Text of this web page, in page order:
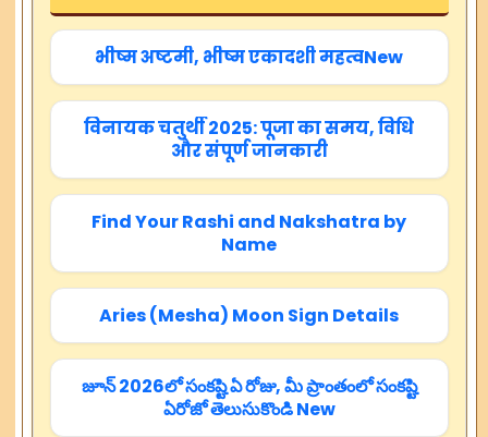
भीष्म अष्टमी, भीष्म एकादशी महत्वNew
विनायक चतुर्थी 2025: पूजा का समय, विधि
और संपूर्ण जानकारी
Find Your Rashi and Nakshatra by
Name
Aries (Mesha) Moon Sign Details
జూన్ 2026లో సంకష్టి ఏ రోజు, మీ ప్రాంతంలో సంకష్టి
ఏరోజో తెలుసుకొండి New